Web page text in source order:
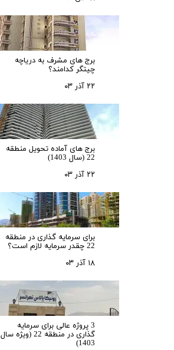
برج های مشرف به دریاچه
چیتگر کدامند؟
۲۲ آذر ۰۳
برج های آماده تحویل منطقه
22 (سال 1403)
۲۲ آذر ۰۳
برای سرمایه‌ گذاری در منطقه
22 چقدر سرمایه لازم است؟
۱۸ آذر ۰۳
3 پروژه عالی برای سرمایه
گذاری در منطقه 22 (ویژه سال
1403)